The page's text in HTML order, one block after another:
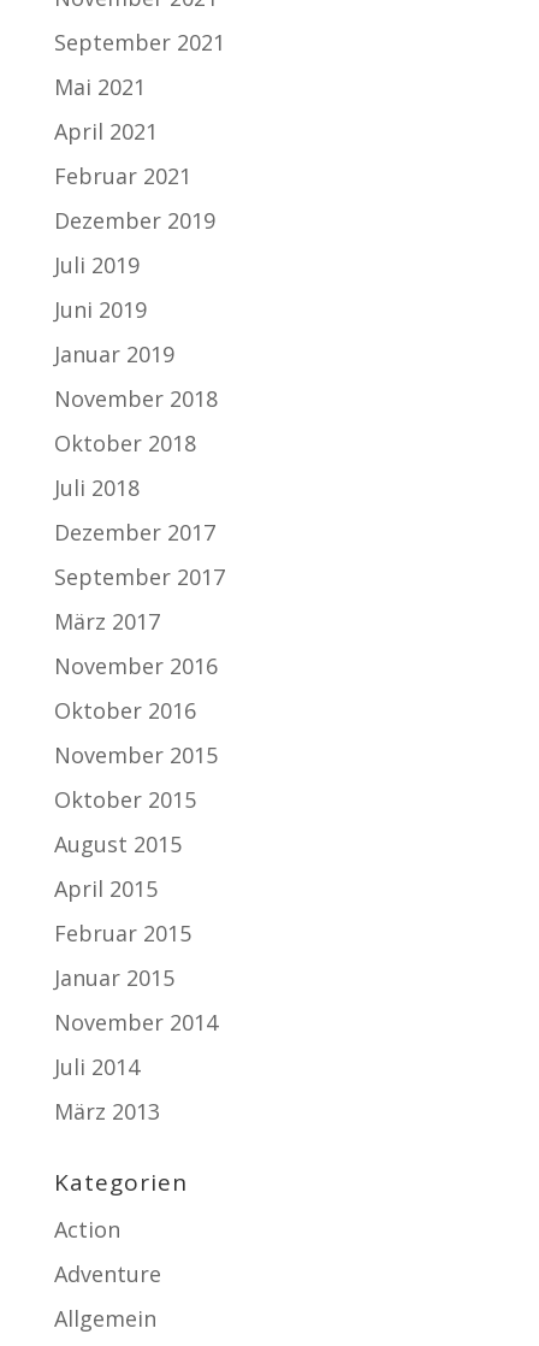
September 2021
Mai 2021
April 2021
Februar 2021
Dezember 2019
Juli 2019
Juni 2019
Januar 2019
November 2018
Oktober 2018
Juli 2018
Dezember 2017
September 2017
März 2017
November 2016
Oktober 2016
November 2015
Oktober 2015
August 2015
April 2015
Februar 2015
Januar 2015
November 2014
Juli 2014
März 2013
Kategorien
Action
Adventure
Allgemein